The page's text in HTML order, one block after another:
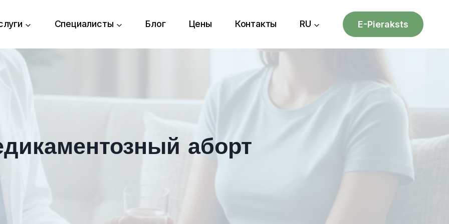
Специалисты Блог Цены Контакты RU E-Pieraksts
аборт